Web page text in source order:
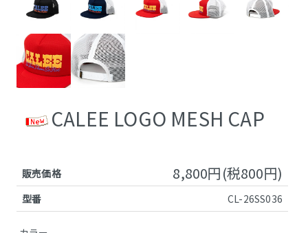
CALEE LOGO MESH CAP
販売価格 8,800円(税800円)
型番 CL-26SS036